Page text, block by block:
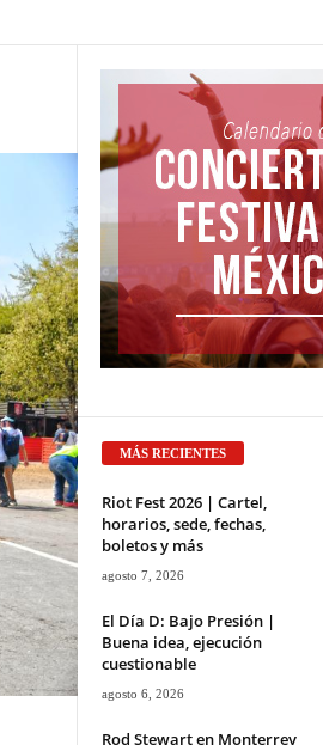
MÁS RECIENTES
Riot Fest 2026 | Cartel,
horarios, sede, fechas,
boletos y más
agosto 7, 2026
El Día D: Bajo Presión |
Buena idea, ejecución
cuestionable
agosto 6, 2026
Rod Stewart en Monterrey